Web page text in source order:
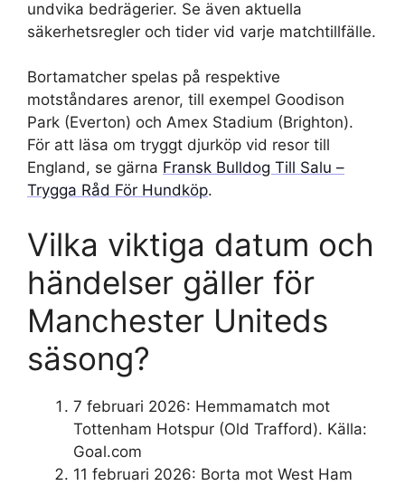
undvika bedrägerier. Se även aktuella
säkerhetsregler och tider vid varje matchtillfälle.
Bortamatcher spelas på respektive
motståndares arenor, till exempel Goodison
Park (Everton) och Amex Stadium (Brighton).
För att läsa om tryggt djurköp vid resor till
England, se gärna Fransk Bulldog Till Salu –
Trygga Råd För Hundköp.
Vilka viktiga datum och
händelser gäller för
Manchester Uniteds
säsong?
7 februari 2026: Hemmamatch mot
Tottenham Hotspur (Old Trafford). Källa:
Goal.com
11 februari 2026: Borta mot West Ham